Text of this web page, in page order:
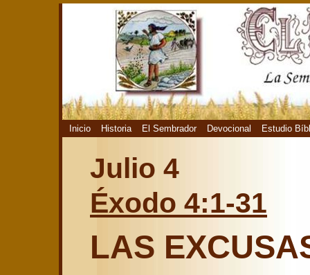
Inicio Historia El Sembrador Devocional Estudio
Julio 4
Éxodo 4:1-31
LAS